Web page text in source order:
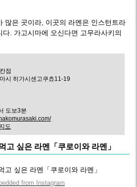
많은 곳이라, 이곳의 라멘은 인스턴트라
. 가고시마에 오신다면 고무라사키의
점
시 히가시센고쿠쵸11-19
도보3분
도
고 싶은 라멘「쿠로이와 라멘」
from Instagram